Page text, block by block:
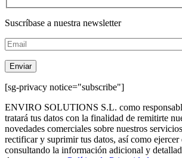
Suscríbase a nuestra newsletter
[sg-privacy notice="subscribe"]
ENVIRO SOLUTIONS S.L. como
tratará tus datos con la finalidad de remitirte
novedades comerciales sobre nuestros
rectificar y suprimir tus datos, así como ejercer
consultando la información adicional y